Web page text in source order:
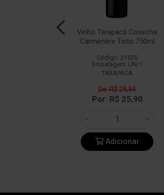
Vinho Tarapacá Cosecha
Carménère Tinto 750ml
Código: 21535
Embalagem: UN/1
TARAPACÁ
De: R$ 29,94
Por: R$ 25,90
Adicionar